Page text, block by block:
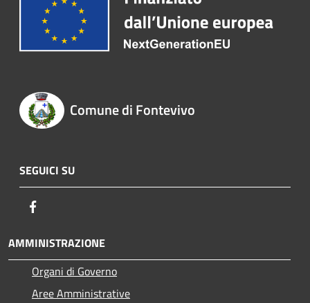
Comune di Fontevivo
SEGUICI SU
AMMINISTRAZIONE
Organi di Governo
Aree Amministrative